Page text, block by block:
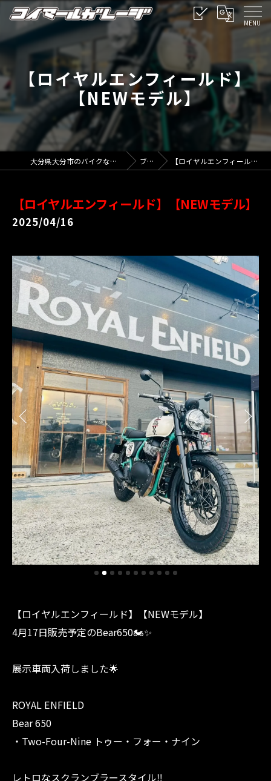
【ロイヤルエンフィールド】
【NEWモデル】
大分県大分市のバイクならコイマールガレージ ブログ 【ロイヤルエンフィールド】【NEWモデル】
【ロイヤルエンフィールド】【NEWモデル】
2025/04/16
【ロイヤルエンフィールド】【NEWモデル】
4月17日販売予定のBear650🏍✨
展示車両入荷しました🌟
ROYAL ENFIELD
Bear 650
・Two-Four-Nine トゥー・フォー・ナイン
レトロなスクランブラースタイル‼︎